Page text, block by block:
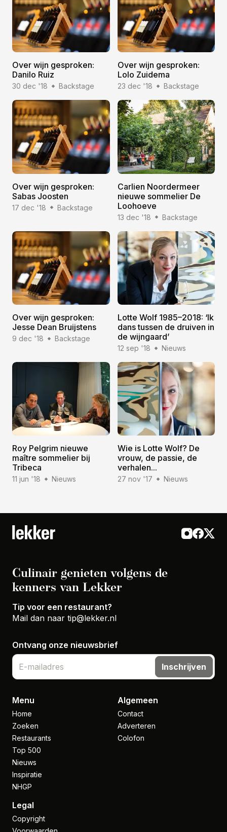
Over wijn gesproken:
Danilo Ruiz
30 dec '18 Backstage
Over wijn gesproken:
Lolo Zuidema
23 dec '18 Backstage
Over wijn gesproken:
Sabas Joosten
17 dec '18 Backstage
Carlien Noordermeer
nieuwe sommelier De
Loohoeve
13 dec '18 Backstage
Over wijn gesproken:
Jesse Dean Bruijstens
9 dec '18 Backstage
Lotte Wolf 1985–2018: ‘Ik
dans tussen de druiven in
de wijngaard’
12 sep '18 Nieuws
Roy Pelgrim nieuwe
maître sommelier bij
Tribeca
11 jun '18 Nieuws
Wie is Lotte Wolf? De
vrouw, de passie, de
verhalen...
27 nov '17 Nieuws
Culinair genieten volgens de
kenners van Lekker
Tip voor een restaurant?
Mail dan naar tip@lekker.nl
Ontvang onze nieuwsbrief
Inschrijven
Menu
Home
Zoeken
Restaurants
Top 500
Nieuws
Inspiratie
NHGP
Algemeen
Contact
Adverteren
Colofon
Legal
Copyright